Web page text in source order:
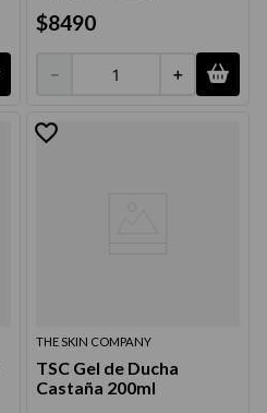
$8490
＋
－
THE SKIN COMPANY
TSC Gel de Ducha
Castaña 200ml